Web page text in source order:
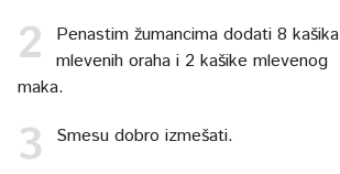
Penastim žumancima dodati 8 kašika
mlevenih oraha i 2 kašike mlevenog
maka.
Smesu dobro izmešati.